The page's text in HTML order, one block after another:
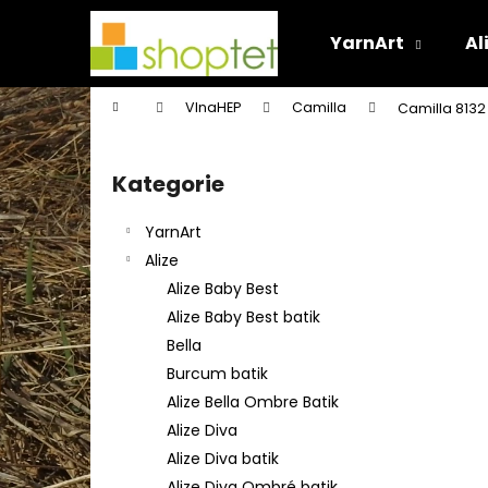
YarnArt
Domů VlnaHEP Camilla Camilla 8132
P
o
s
t
r
a
n
n
í
p
a
n
Přeskočit
kategorie
Kategorie
YarnArt
Alize
Alize Baby Best
Alize Baby Best batik
Bella
Burcum batik
Alize Bella Ombre Batik
Alize Diva
Alize Diva batik
í
k
Zpět
do
obchodu
Zpět
do
obchodu